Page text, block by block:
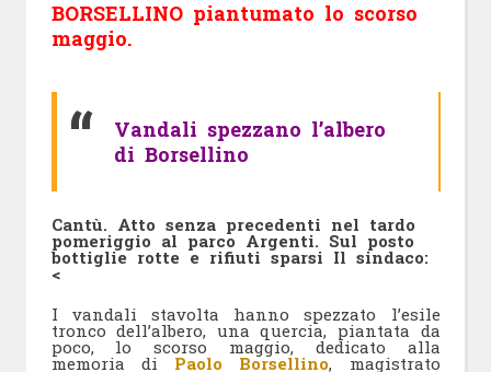
BORSELLINO piantumato lo scorso
maggio.
Vandali spezzano l’albero
di Borsellino
Cantù. Atto senza precedenti nel tardo
pomeriggio al parco Argenti. Sul posto
bottiglie rotte e rifiuti sparsi Il sindaco:
<
I vandali stavolta hanno spezzato l’esile
tronco dell’albero, una quercia, piantata da
poco, lo scorso maggio, dedicato alla
memoria di Paolo Borsellino, magistrato